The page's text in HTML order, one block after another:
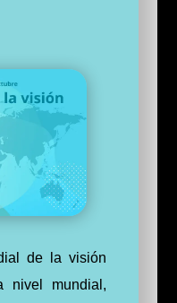
de la visión
nivel mundial,